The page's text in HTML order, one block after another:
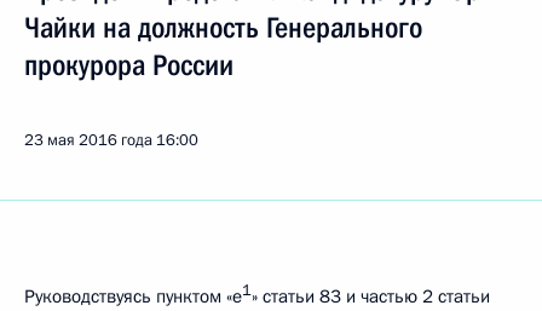
Чайки на должность Генерального
прокурора России
23 мая 2016 года 16:00
Руководствуясь пунктом «е1» статьи 83 и частью 2 статьи